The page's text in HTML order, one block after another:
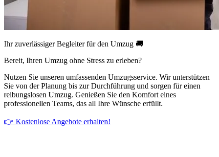
Ihr zuverlässiger Begleiter für den Umzug 🚚
Bereit, Ihren Umzug ohne Stress zu erleben?
Nutzen Sie unseren umfassenden Umzugsservice. Wir unterstützen
Sie von der Planung bis zur Durchführung und sorgen für einen
reibungslosen Umzug. Genießen Sie den Komfort eines
professionellen Teams, das all Ihre Wünsche erfüllt.
👉 Kostenlose Angebote erhalten!